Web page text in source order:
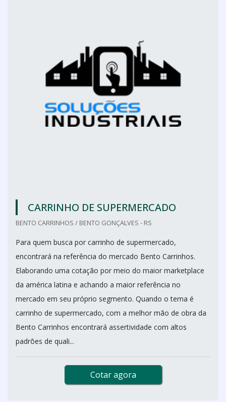
CARRINHO DE SUPERMERCADO
BENTO CARRINHOS / BENTO GONÇALVES - RS
Para quem busca por carrinho de supermercado,
encontrará na referência do mercado Bento Carrinhos.
Elaborando uma cotação por meio do maior marketplace
da américa latina e achando a maior referência no
mercado em seu próprio segmento. Quando o tema é
carrinho de supermercado, com a melhor mão de obra da
Bento Carrinhos encontrará assertividade com altos
padrões de quali...
Cotar agora